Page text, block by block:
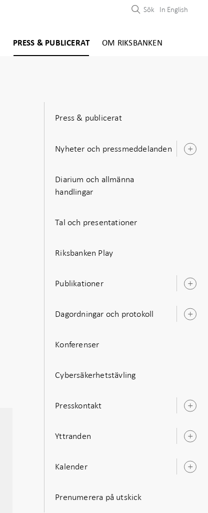
PRESS & PUBLICERAT OM RIKSBANKEN
Sök In English
Press & publicerat
Nyheter och pressmeddelanden
Diarium och allmänna
handlingar
Tal och presentationer
Riksbanken Play
Publikationer
Dagordningar och protokoll
Konferenser
Cybersäkerhetstävling
Presskontakt
Yttranden
Kalender
Prenumerera på utskick